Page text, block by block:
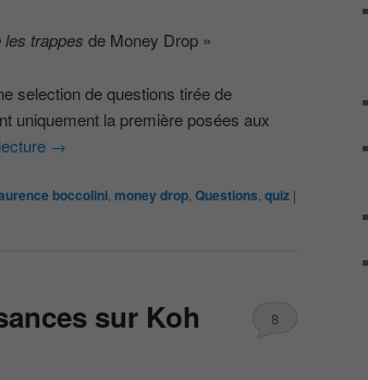
trappes de Money Drop »
selection de questions tirée de
uniquement la première posées aux
→
boccolini money drop Questions quiz |
sur Koh
8